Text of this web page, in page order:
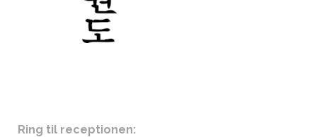
Ring til receptionen: